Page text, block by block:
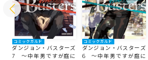
コミックガルド
ダンジョン・バスターズ
7 ～中年男ですが庭に
コミックガルド
ダンジョン・バスターズ
6 ～中年男ですが庭に